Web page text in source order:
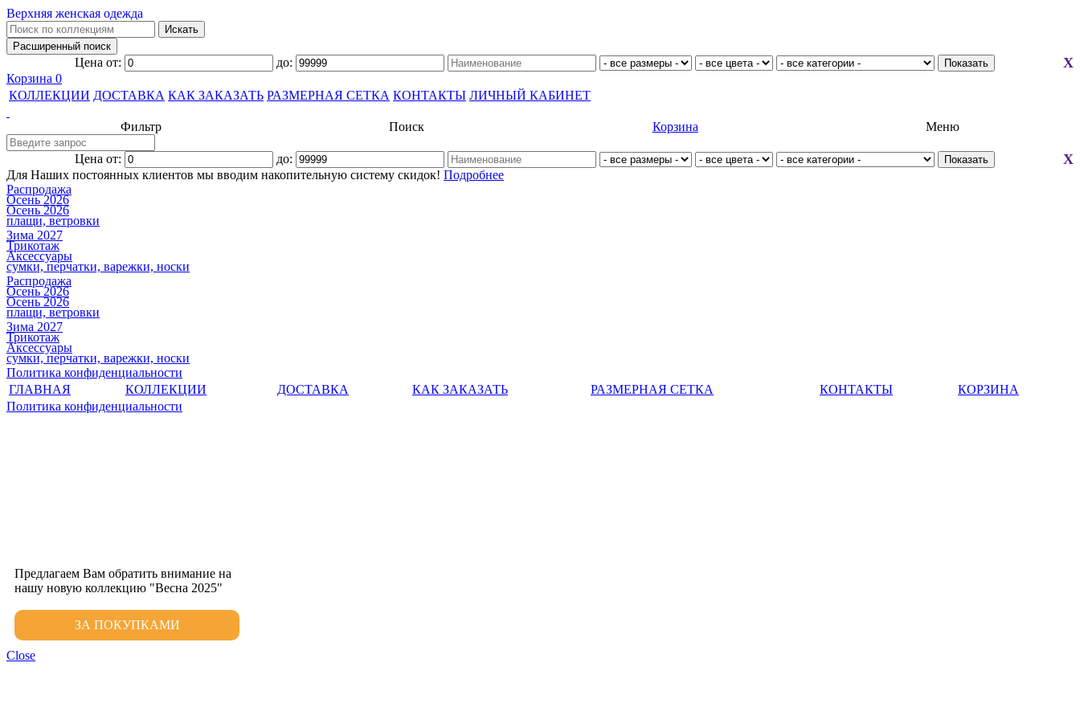
Верхняя женская одежда
Цена от: до: X
Корзина 0
КОЛЛЕКЦИИ ДОСТАВКА КАК ЗАКАЗАТЬ РАЗМЕРНАЯ СЕТКА КОНТАКТЫ ЛИЧНЫЙ КАБИНЕТ
Меню
Корзина
Поиск
Фильтр
Цена от: до: X
Для Наших постоянных клиентов мы вводим накопительную систему скидок! Подробнее
Распродажа
Осень 2026
Осень 2026
плащи, ветровки
Зима 2027
Трикотаж
Аксессуары
сумки, перчатки, варежки, носки
Распродажа
Осень 2026
Осень 2026
плащи, ветровки
Зима 2027
Трикотаж
Аксессуары
сумки, перчатки, варежки, носки
Политика конфиденциальности
ГЛАВНАЯ
КОЛЛЕКЦИИ ДОСТАВКА КАК ЗАКАЗАТЬ РАЗМЕРНАЯ СЕТКА КОНТАКТЫ
КОРЗИНА
Политика конфиденциальности
Предлагаем Вам обратить внимание на
нашу новую коллекцию "Весна 2025"
ЗА ПОКУПКАМИ
Close